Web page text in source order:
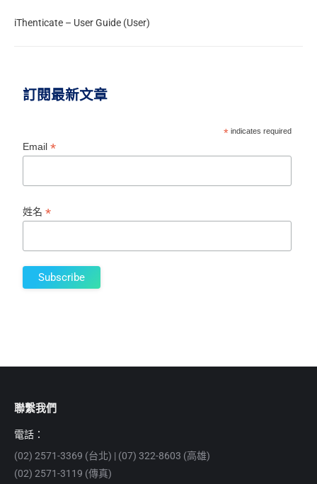
iThenticate – User Guide (User)
訂閱最新文章
* indicates required
Email*
姓名*
聯繫我們
電話：
(02) 2571-3369 (台北) | (07) 322-8603 (高雄)
(02) 2571-3119 (傳真)